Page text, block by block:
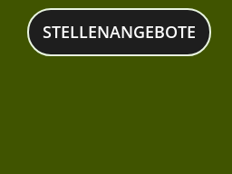
STELLENANGEBOTE